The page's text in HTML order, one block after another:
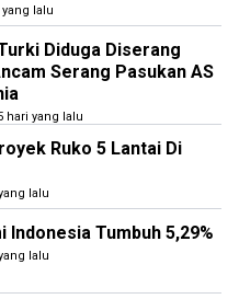
yang lalu
Diduga Diserang
Serang Pasukan AS
hari yang lalu
Ruko 5 Lantai Di
lalu
Indonesia Tumbuh 5,29%
lalu